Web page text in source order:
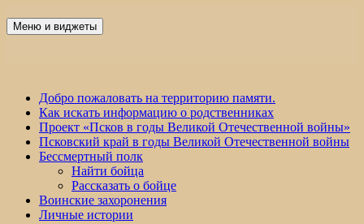
Победа 60
Меню и виджеты
Добро пожаловать на территорию памяти.
Как искать информацию о родственниках
Проект «Псков в годы Великой Отечественной войны»
Псковский край в годы Великой Отечественной войны
Бессмертный полк
Найти бойца
Рассказать о бойце
Воинские захоронения
Личные истории